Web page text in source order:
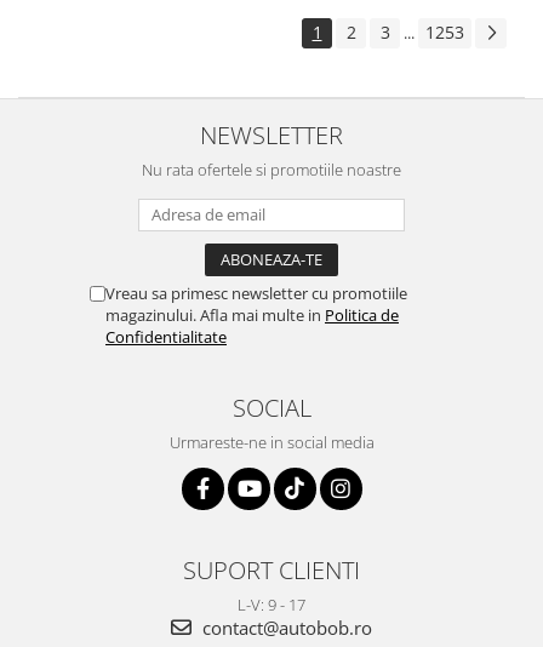
1 2 3 ... 1253
NEWSLETTER
Nu rata ofertele si promotiile noastre
Vreau sa primesc newsletter cu promotiile
magazinului. Afla mai multe in Politica de
Confidentialitate
SOCIAL
Urmareste-ne in social media
SUPORT CLIENTI
L-V: 9 - 17
contact@autobob.ro